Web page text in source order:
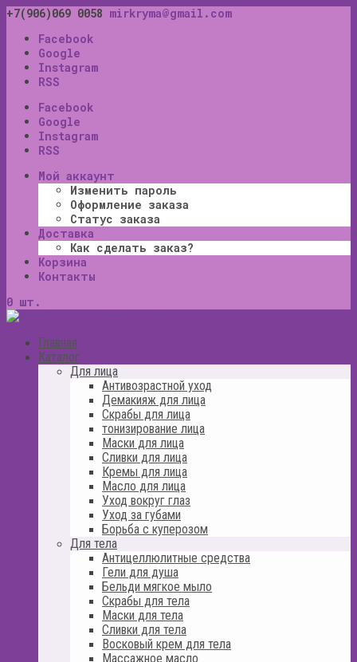
+7(906)069 0058 mirkryma@gmail.com
Facebook
Google
Instagram
RSS
Facebook
Google
Instagram
RSS
Мой аккаунт
Изменить пароль
Оформление заказа
Статус заказа
Доставка
Как сделать заказ?
Корзина
Контакты
0 шт.
Главная
Каталог
Для лица
Антивозрастной уход
Демакияж для лица
Скрабы для лица
тонизирование лица
Маски для лица
Сливки для лица
Кремы для лица
Масло для лица
Уход вокруг глаз
Уход за губами
Борьба с куперозом
Для тела
Антицеллюлитные средства
Гели для душа
Бельди мягкое мыло
Скрабы для тела
Маски для тела
Сливки для тела
Восковый крем для тела
Массажное масло